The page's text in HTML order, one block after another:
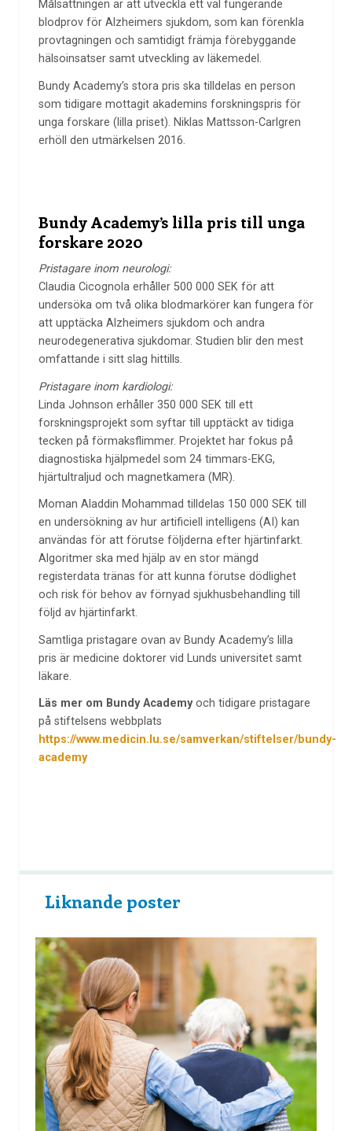
Målsättningen är att utveckla ett väl fungerande
blodprov för Alzheimers sjukdom, som kan förenkla
provtagningen och samtidigt främja förebyggande
hälsoinsatser samt utveckling av läkemedel.
Bundy Academy’s stora pris ska tilldelas en person
som tidigare mottagit akademins forskningspris för
unga forskare (lilla priset). Niklas Mattsson-Carlgren
erhöll den utmärkelsen 2016.
Bundy Academy’s lilla pris till unga
forskare 2020
Pristagare inom neurologi:
Claudia Cicognola erhåller 500 000 SEK för att
undersöka om två olika blodmarkörer kan fungera för
att upptäcka Alzheimers sjukdom och andra
neurodegenerativa sjukdomar. Studien blir den mest
omfattande i sitt slag hittills.
Pristagare inom kardiologi:
Linda Johnson erhåller 350 000 SEK till ett
forskningsprojekt som syftar till upptäckt av tidiga
tecken på förmaksflimmer. Projektet har fokus på
diagnostiska hjälpmedel som 24 timmars-EKG,
hjärtultraljud och magnetkamera (MR).
Moman Aladdin Mohammad tilldelas 150 000 SEK till
en undersökning av hur artificiell intelligens (AI) kan
användas för att förutse följderna efter hjärtinfarkt.
Algoritmer ska med hjälp av en stor mängd
registerdata tränas för att kunna förutse dödlighet
och risk för behov av förnyad sjukhusbehandling till
följd av hjärtinfarkt.
Samtliga pristagare ovan av Bundy Academy’s lilla
pris är medicine doktorer vid Lunds universitet samt
läkare.
Läs mer om Bundy Academyoch tidigare pristagare
på stiftelsens webbplats
https://www.medicin.lu.se/samverkan/stiftelser/bundy-
academy
Liknande poster